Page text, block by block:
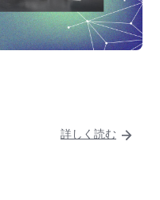
詳しく読む